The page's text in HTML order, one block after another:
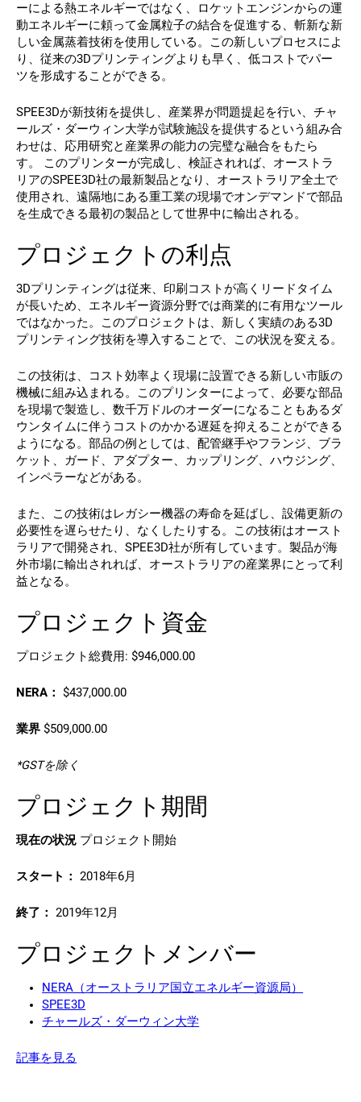
ーによる熱エネルギーではなく、ロケットエンジンからの運
動エネルギーに頼って金属粒子の結合を促進する、斬新な新
しい金属蒸着技術を使用している。この新しいプロセスによ
り、従来の3Dプリンティングよりも早く、低コストでパー
ツを形成することができる。
SPEE3Dが新技術を提供し、産業界が問題提起を行い、チャ
ールズ・ダーウィン大学が試験施設を提供するという組み合
わせは、応用研究と産業界の能力の完璧な融合をもたら
す。
このプリンターが完成し、検証されれば、オーストラ
リアのSPEE3D社の最新製品となり、オーストラリア全土で
使用され、遠隔地にある重工業の現場でオンデマンドで部品
を生成できる最初の製品として世界中に輸出される。
プロジェクトの利点
3Dプリンティングは従来、印刷コストが高くリードタイム
が長いため、エネルギー資源分野では商業的に有用なツール
ではなかった。このプロジェクトは、新しく実績のある3D
プリンティング技術を導入することで、この状況を変える。
この技術は、コスト効率よく現場に設置できる新しい市販の
機械に組み込まれる。このプリンターによって、必要な部品
を現場で製造し、数千万ドルのオーダーになることもあるダ
ウンタイムに伴うコストのかかる遅延を抑えることができる
ようになる。部品の例としては、配管継手やフランジ、ブラ
ケット、ガード、アダプター、カップリング、ハウジング、
インペラーなどがある。
また、この技術はレガシー機器の寿命を延ばし、設備更新の
必要性を遅らせたり、なくしたりする。この技術はオースト
ラリアで開発され、SPEE3D社が所有しています。製品が海
外市場に輸出されれば、オーストラリアの産業界にとって利
益となる。
プロジェクト資金
プロジェクト総費用: $946,000.00
NERA： $437,000.00
業界 $509,000.00
*GSTを除く
プロジェクト期間
現在の状況 プロジェクト開始
スタート： 2018年6月
終了： 2019年12月
プロジェクトメンバー
NERA（オーストラリア国立エネルギー資源局）
SPEE3D
チャールズ・ダーウィン大学
記事を見る